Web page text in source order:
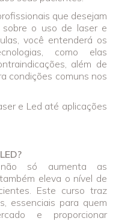
que desejam
sobre o uso de laser e
você entenderá os
como elas
além de
condições comuns nos
e Led até aplicações
só aumenta as
eleva o nível de
Este curso traz
essenciais para quem
e proporcionar